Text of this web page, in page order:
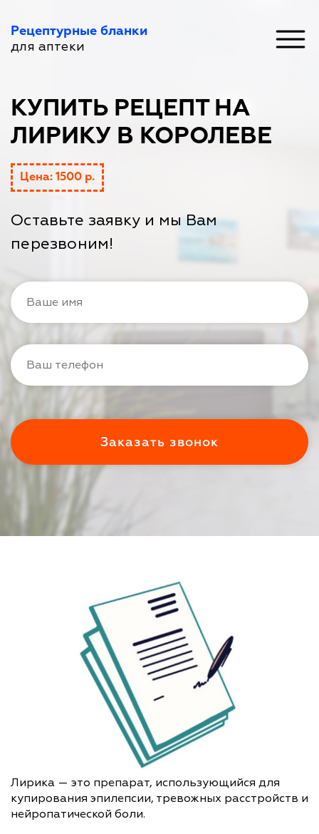
Рецептурные бланки
для аптеки
КУПИТЬ РЕЦЕПТ НА
ЛИРИКУ В КОРОЛЕВЕ
Цена: 1500 р.
Оставьте заявку и мы Вам
перезвоним!
Лирика — это препарат, использующийся для
купирования эпилепсии, тревожных расстройств и
нейропатической боли.